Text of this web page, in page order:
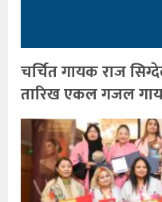
चर्चित गायक राज
तारिख एकल गजल